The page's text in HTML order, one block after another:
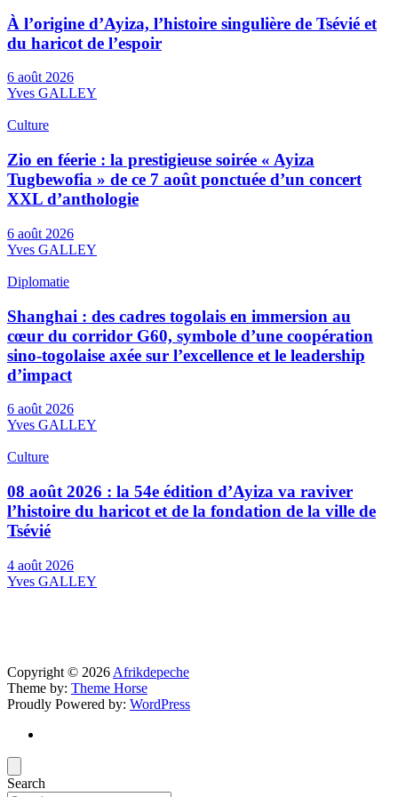
À l’origine d’Ayiza, l’histoire singulière de Tsévié et
du haricot de l’espoir
6 août 2026
Yves GALLEY
Culture
Zio en féerie : la prestigieuse soirée « Ayiza
Tugbewofia » de ce 7 août ponctuée d’un concert
XXL d’anthologie
6 août 2026
Yves GALLEY
Diplomatie
Shanghai : des cadres togolais en immersion au
cœur du corridor G60, symbole d’une coopération
sino-togolaise axée sur l’excellence et le leadership
d’impact
6 août 2026
Yves GALLEY
Culture
08 août 2026 : la 54e édition d’Ayiza va raviver
l’histoire du haricot et de la fondation de la ville de
Tsévié
4 août 2026
Yves GALLEY
Copyright © 2026 Afrikdepeche
Theme by: Theme Horse
Proudly Powered by: WordPress
Search